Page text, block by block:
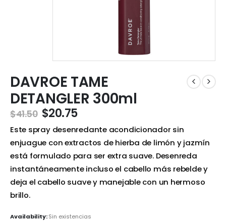
DAVROE TAME
DETANGLER 300ml
$41.50 $20.75
Este spray desenredante acondicionador sin
enjuague con extractos de hierba de limón y jazmín
está formulado para ser extra suave. Desenreda
instantáneamente incluso el cabello más rebelde y
deja el cabello suave y manejable con un hermoso
brillo.
Availability:Sin existencias